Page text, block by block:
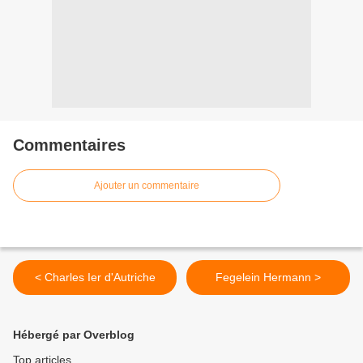
Commentaires
Ajouter un commentaire
< Charles Ier d'Autriche Fegelein Hermann >
Hébergé par Overblog
Top articles